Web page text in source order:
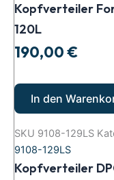
Kopfverteiler
120L
190,00€
In den
SKU 9108-129LS
9108-129LS
Kopfverteiler